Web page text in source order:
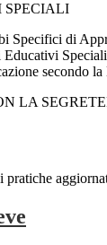
SPECIALI
Specifici di
Speciali
secondo la
LA
pratiche